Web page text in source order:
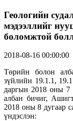
Геологийн
мэдээллийг
боломжтой
2018-08-16 00:00:00
Төрийн болон
зүйлийн 19.1.1,
даргын 2018 оны 7
албан бичиг,
2018 оны 8 дугаар
үндэслэн: